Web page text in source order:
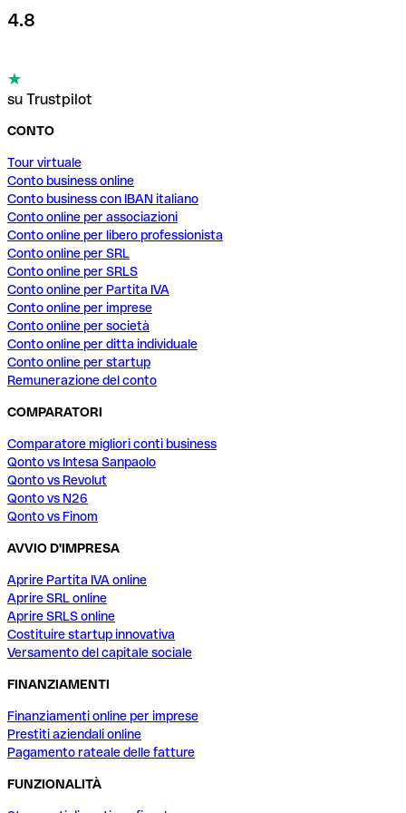
4.8
su Trustpilot
CONTO
Tour virtuale
Conto business online
Conto business con IBAN italiano
Conto online per associazioni
Conto online per libero professionista
Conto online per SRL
Conto online per SRLS
Conto online per Partita IVA
Conto online per imprese
Conto online per società
Conto online per ditta individuale
Conto online per startup
Remunerazione del conto
COMPARATORI
Comparatore migliori conti business
Qonto vs Intesa Sanpaolo
Qonto vs Revolut
Qonto vs N26
Qonto vs Finom
AVVIO D'IMPRESA
Aprire Partita IVA online
Aprire SRL online
Aprire SRLS online
Costituire startup innovativa
Versamento del capitale sociale
FINANZIAMENTI
Finanziamenti online per imprese
Prestiti aziendali online
Pagamento rateale delle fatture
FUNZIONALITÀ